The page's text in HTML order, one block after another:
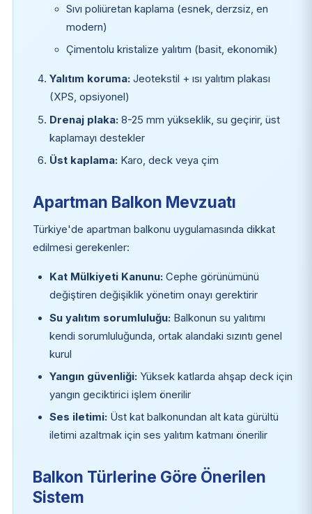
Sıvı poliüretan kaplama (esnek, derzsiz, en
modern)
Çimentolu kristalize yalıtım (basit, ekonomik)
Yalıtım koruma: Jeotekstil + ısı yalıtım plakası
(XPS, opsiyonel)
Drenaj plaka: 8-25 mm yükseklik, su geçirir, üst
kaplamayı destekler
Üst kaplama: Karo, deck veya çim
Apartman Balkon Mevzuatı
Türkiye'de apartman balkonu uygulamasında dikkat
edilmesi gerekenler:
Kat Mülkiyeti Kanunu: Cephe görünümünü
değiştiren değişiklik yönetim onayı gerektirir
Su yalıtım sorumluluğu: Balkonun su yalıtımı
kendi sorumluluğunda, ortak alandaki sızıntı genel
kurul
Yangın güvenliği: Yüksek katlarda ahşap deck için
yangın geciktirici işlem önerilir
Ses iletimi: Üst kat balkonundan alt kata gürültü
iletimi azaltmak için ses yalıtım katmanı önerilir
Balkon Türlerine Göre Önerilen
Sistem